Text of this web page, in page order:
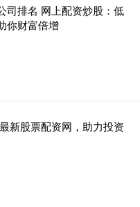
司排名 网上配资炒股：低
你财富倍增
新股票配资网，助力投资